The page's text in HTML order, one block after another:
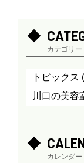
カテゴリー
トピックス
川口の美
カレンダー